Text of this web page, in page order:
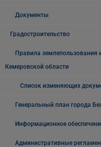
Документы
Градостроительство
Правила землепользования
Кемеровской области
Список изменяющих
Генеральный план города
Информационное
Административные